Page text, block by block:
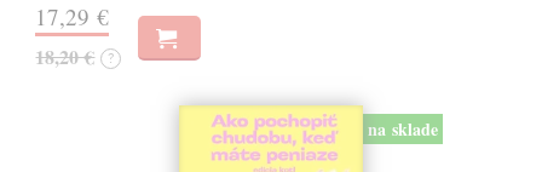
17,29 €
18,20 € ?
na sklade